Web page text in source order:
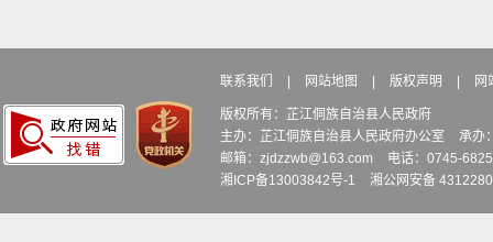
联系我们 网站地图 版权声明 网
版权所有：芷江侗族自治县人民政府
主办：芷江侗族自治县人民政府办公室
承办
邮箱：zjdzzwb@163.com
电话：0745-
湘ICP备13003842号-1
湘公网安备